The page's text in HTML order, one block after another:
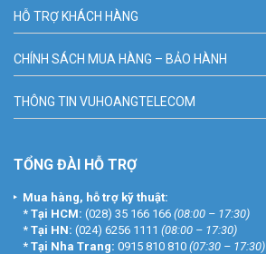
HỖ TRỢ KHÁCH HÀNG
CHÍNH SÁCH MUA HÀNG – BẢO HÀNH
THÔNG TIN VUHOANGTELECOM
TỔNG ĐÀI HỖ TRỢ
Mua hàng, hỗ trợ kỹ thuật:
* Tại HCM: (028) 35 166 166 (08:00 – 17:30)
* Tại HN: (024) 6256 1111 (08:00 – 17:30)
* Tại Nha Trang: 0915 810 810 (07:30 – 17:30)